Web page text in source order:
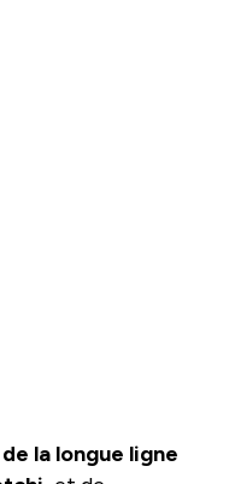
de la longue ligne